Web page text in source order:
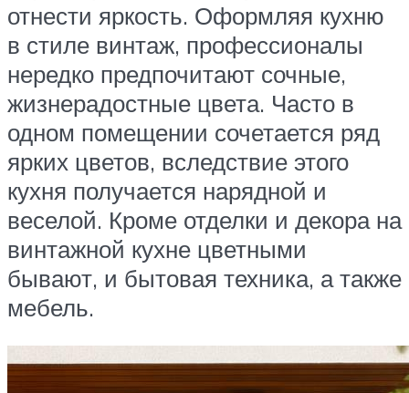
отнести яркость. Оформляя кухню
в стиле винтаж, профессионалы
нередко предпочитают сочные,
жизнерадостные цвета. Часто в
одном помещении сочетается ряд
ярких цветов, вследствие этого
кухня получается нарядной и
веселой. Кроме отделки и декора на
винтажной кухне цветными
бывают, и бытовая техника, а также
мебель.